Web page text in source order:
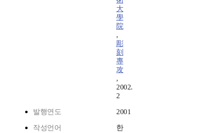
大
學
院
,
彫
刻
專
攻
,
2002.
2
발행연도 2001
작성언어
한